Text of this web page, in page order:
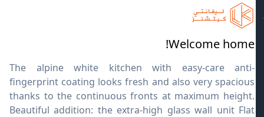
Welcome home!
The alpine white kitchen with easy-care anti-
fingerprint coating looks fresh and also very spacious
thanks to the continuous fronts at maximum height.
Beautiful addition: the extra-high glass wall unit Flat